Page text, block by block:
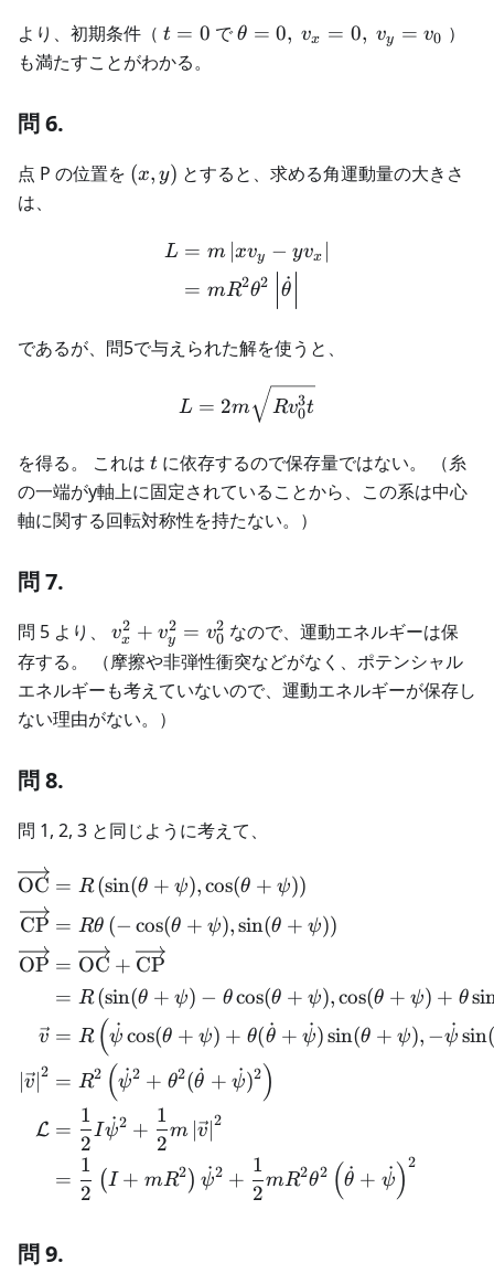
より、初期条件（ t=0
t = 0 で\theta
θ = 0, vx = 0, vy = v0 ）
も満たすことがわかる。
問 6.
点 P の位置を (x,y)
(x, y) とすると、求める角運動量の大きさ
は、
\begin{aligned} L &= m
L = m xvy − yvx
= mR2θ2 θ
˙
であるが、問5で与えられた解を使うと、
\begin{aligned} L &=
L = 2m Rv0
3t
を得る。 これは t
t に依存するので保存量ではない。 （糸
の一端がy軸上に固定されていることから、この系は中心
軸に関する回転対称性を持たない。）
問 7.
問 5 より、 v_x^2
+
v_y^2
=
v_0^2
vx
2 + vy
2 = v0
2 なので、運動エネルギーは保
存する。 （摩擦や非弾性衝突などがなく、ポテンシャル
エネルギーも考えていないので、運動エネルギーが保存し
ない理由がない。）
問 8.
問 1, 2, 3 と同じように考えて、
\begin{aligned}
OC
CP
OP
v
v 2
L
= R (sin(θ + ψ),cos(θ + ψ))
= Rθ (− cos(θ + ψ),sin(θ + ψ))
= OC + CP
= R (sin(θ + ψ) − θ cos(θ + ψ),cos(θ + ψ) + θ
= R (ψ
˙ cos(θ + ψ) + θ(θ
˙ + ψ
˙)sin(θ + ψ), −ψ
˙ sin
= R2 (ψ
˙2 + θ2(θ
˙ + ψ
˙)2)
=
2
1
Iψ
˙2 +
2
1
m ∣v ∣2
=
2
1
(I + mR2) ψ
˙2 +
2
1
mR2θ2 (θ
˙ + ψ
˙)2
問 9.